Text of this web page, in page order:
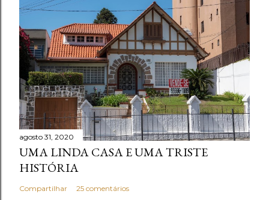
agosto 31, 2020
UMA LINDA CASA E UMA TRISTE
HISTÓRIA
Compartilhar 25 comentários